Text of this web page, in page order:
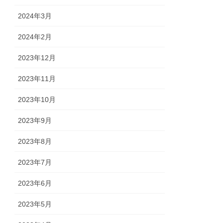
2024年3月
2024年2月
2023年12月
2023年11月
2023年10月
2023年9月
2023年8月
2023年7月
2023年6月
2023年5月